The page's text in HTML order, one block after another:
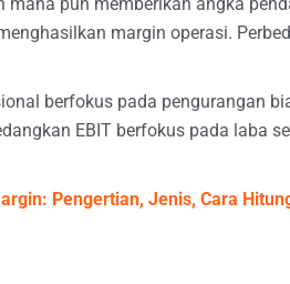
margin operasi.
berfokus pada pengurangan
EBIT berfokus pada laba
Pengertian, Jenis, Cara